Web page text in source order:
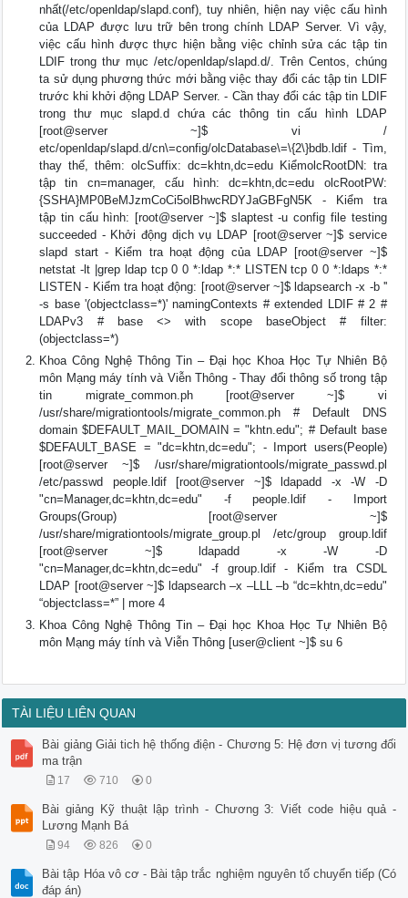
nhất(/etc/openldap/slapd.conf), tuy nhiên, hiện nay việc cấu hình
của LDAP được lưu trữ bên trong chính LDAP Server. Vì vậy,
việc cấu hình được thực hiện bằng việc chỉnh sửa các tập tin
LDIF trong thư mục /etc/openldap/slapd.d/. Trên Centos, chúng
ta sử dụng phương thức mới bằng việc thay đổi các tập tin LDIF
trước khi khởi động LDAP Server. - Cần thay đổi các tập tin LDIF
trong thư mục slapd.d chứa các thông tin cấu hình LDAP
[root@server ~]$ vi /
etc/openldap/slapd.d/cn\=config/olcDatabase\=\{2\}bdb.ldif - Tìm,
thay thế, thêm: olcSuffix: dc=khtn,dc=edu KiểmolcRootDN: tra
tập tin cn=manager, cấu hình: dc=khtn,dc=edu olcRootPW:
{SSHA}MP0BeMJzmCoCi5olBhwcRDYJaGBFgN5K - Kiểm tra
tập tin cấu hình: [root@server ~]$ slaptest -u config file testing
succeeded - Khởi động dịch vụ LDAP [root@server ~]$ service
slapd start - Kiểm tra hoạt động của LDAP [root@server ~]$
netstat -lt |grep ldap tcp 0 0 *:ldap *:* LISTEN tcp 0 0 *:ldaps *:*
LISTEN - Kiểm tra hoạt động: [root@server ~]$ ldapsearch -x -b ''
-s base '(objectclass=*)' namingContexts # extended LDIF # 2 #
LDAPv3 # base <> with scope baseObject # filter:
(objectclass=*)
Khoa Công Nghệ Thông Tin – Đại học Khoa Học Tự Nhiên Bộ
môn Mạng máy tính và Viễn Thông - Thay đổi thông số trong tập
tin migrate_common.ph [root@server ~]$ vi
/usr/share/migrationtools/migrate_common.ph # Default DNS
domain $DEFAULT_MAIL_DOMAIN = "khtn.edu"; # Default base
$DEFAULT_BASE = "dc=khtn,dc=edu"; - Import users(People)
[root@server ~]$ /usr/share/migrationtools/migrate_passwd.pl
/etc/passwd people.ldif [root@server ~]$ ldapadd -x -W -D
"cn=Manager,dc=khtn,dc=edu" -f people.ldif - Import
Groups(Group) [root@server ~]$
/usr/share/migrationtools/migrate_group.pl /etc/group group.ldif
[root@server ~]$ ldapadd -x -W -D
"cn=Manager,dc=khtn,dc=edu" -f group.ldif - Kiểm tra CSDL
LDAP [root@server ~]$ ldapsearch –x –LLL –b “dc=khtn,dc=edu"
“objectclass=*” | more 4
Khoa Công Nghệ Thông Tin – Đại học Khoa Học Tự Nhiên Bộ
môn Mạng máy tính và Viễn Thông [user@client ~]$ su 6
TÀI LIỆU LIÊN QUAN
Bài giảng Giải tich hệ thống điện - Chương 5: Hệ đơn vị tương đối
ma trận
17 710 0
Bài giảng Kỹ thuật lập trình - Chương 3: Viết code hiệu quả -
Lương Mạnh Bá
94 826 0
Bài tập Hóa vô cơ - Bài tập trắc nghiệm nguyên tố chuyển tiếp (Có
đáp án)